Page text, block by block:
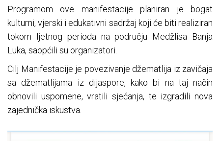
Programom ove manifestacije planiran je bogat
kulturni, vjerski i edukativni sadržaj koji će biti realiziran
tokom ljetnog perioda na području Medžlisa Banja
Luka, saopćili su organizatori.
Cilj Manifestacije je povezivanje džematlija iz zavičaja
sa džematlijama iz dijaspore, kako bi na taj način
obnovili uspomene, vratili sjećanja, te izgradili nova
zajednička iskustva.